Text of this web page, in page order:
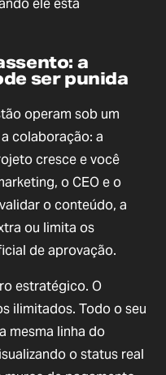
a
ser punida
operam sob um
colaboração: a
cresce e você
o CEO e o
o conteúdo, a
ou limita os
de aprovação.
estratégico. O
ilimitados. Todo o seu
mesma linha do
o status real